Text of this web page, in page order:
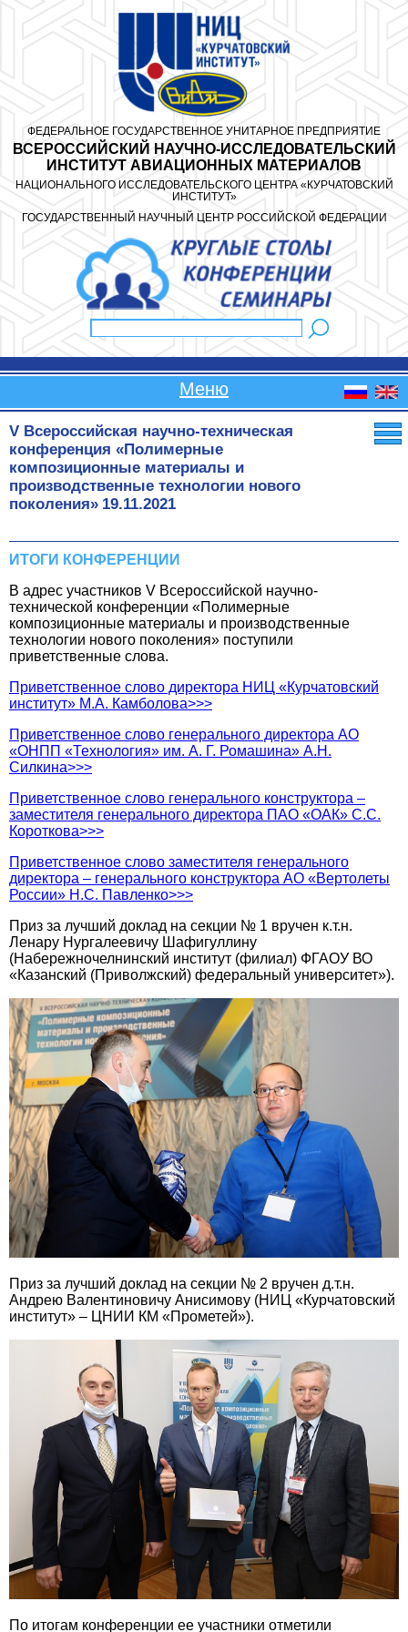
ФЕДЕРАЛЬНОЕ ГОСУДАРСТВЕННОЕ УНИТАРНОЕ ПРЕДПРИЯТИЕ
ВСЕРОССИЙСКИЙ НАУЧНО-ИССЛЕДОВАТЕЛЬСКИЙ
ИНСТИТУТ АВИАЦИОННЫХ МАТЕРИАЛОВ
НАЦИОНАЛЬНОГО ИССЛЕДОВАТЕЛЬСКОГО ЦЕНТРА «КУРЧАТОВСКИЙ
ИНСТИТУТ»
ГОСУДАРСТВЕННЫЙ НАУЧНЫЙ ЦЕНТР РОССИЙСКОЙ ФЕДЕРАЦИИ
Форма поиска
Меню
V Всероссийская научно-техническая
конференция «Полимерные
композиционные материалы и
производственные технологии нового
поколения» 19.11.2021
ИТОГИ КОНФЕРЕНЦИИ
В адрес участников V Всероссийской научно-
технической конференции «Полимерные
композиционные материалы и производственные
технологии нового поколения» поступили
приветственные слова.
Приветственное слово директора НИЦ «Курчатовский
институт» М.А. Камболова>>>
Приветственное слово генерального директора АО
«ОНПП «Технология» им. А. Г. Ромашина» А.Н.
Силкина>>>
Приветственное слово генерального конструктора –
заместителя генерального директора ПАО «ОАК» С.С.
Короткова>>>
Приветственное слово заместителя генерального
директора – генерального конструктора АО «Вертолеты
России» Н.С. Павленко>>>
Приз за лучший доклад на секции № 1 вручен к.т.н.
Ленару Нургалеевичу Шафигуллину
(Набережночелнинский институт (филиал) ФГАОУ ВО
«Казанский (Приволжский) федеральный университет»).
Приз за лучший доклад на секции № 2 вручен д.т.н.
Андрею Валентиновичу Анисимову (НИЦ «Курчатовский
институт» – ЦНИИ КМ «Прометей»).
По итогам конференции ее участники отметили